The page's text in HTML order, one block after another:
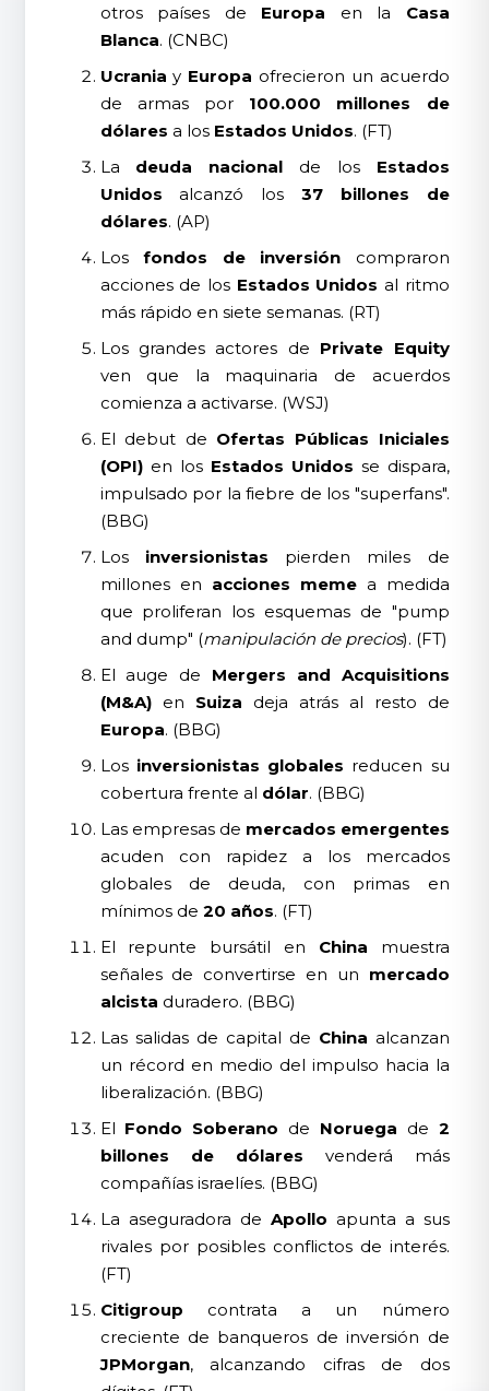
otros países de Europa en la Casa
Blanca. (CNBC)
Ucrania y Europa ofrecieron un acuerdo
de armas por 100.000 millones de
dólares a los Estados Unidos. (FT)
La deuda nacional de los Estados
Unidos alcanzó los 37 billones de
dólares. (AP)
Losfondos de inversión compraron
acciones de los Estados Unidos al ritmo
más rápido en siete semanas. (RT)
Los grandes actores de Private Equity
ven que la maquinaria de acuerdos
comienza a activarse. (WSJ)
El debut de Ofertas Públicas Iniciales
(OPI)en los Estados Unidos se dispara,
impulsado por la fiebre de los "superfans".
(BBG)
Los inversionistas pierden miles de
millones en acciones memea medida
que proliferan los esquemas de "pump
and dump" (manipulación de precios). (FT)
El auge de Mergers and Acquisitions
(M&A)en Suiza deja atrás al resto de
Europa. (BBG)
Los inversionistas globales reducen su
cobertura frente al dólar. (BBG)
Las empresas de mercados emergentes
acuden con rapidez a los mercados
globales de deuda, con primas en
mínimos de 20 años. (FT)
El repunte bursátil en China muestra
señales de convertirse en un mercado
alcista duradero. (BBG)
Las salidas de capital de China alcanzan
un récord en medio del impulso hacia la
liberalización. (BBG)
El Fondo Soberano de Noruega de 2
billones de dólares venderá más
compañías israelíes. (BBG)
La aseguradora de Apollo apunta a sus
rivales por posibles conflictos de interés.
(FT)
Citigroup contrata a un número
creciente de banqueros de inversión de
JPMorgan, alcanzando cifras de dos